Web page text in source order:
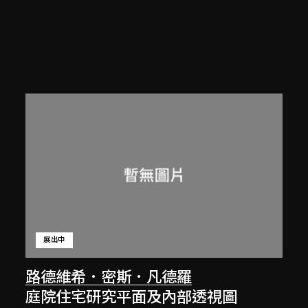
路德維希．密斯．凡德羅
展出中
庭院住宅研究平面及內部透視圖